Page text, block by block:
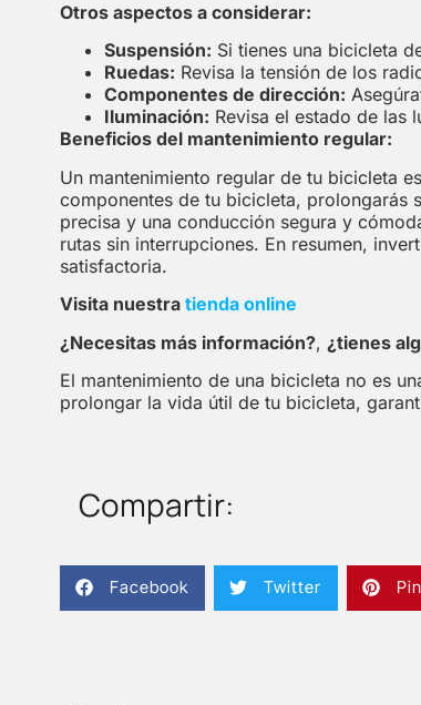
Otros aspectos a considerar:
Suspensión: Si tienes una bicicleta
Ruedas: Revisa la tensión de los
Componentes de dirección:
Iluminación: Revisa el estado de las
Beneficios del mantenimiento regular:
Un mantenimiento regular de tu bicicleta
componentes de tu bicicleta, prolongarás
precisa y una conducción segura y
rutas sin interrupciones. En resumen,
satisfactoria.
Visita nuestra tienda online
¿Necesitas más información?, ¿tienes
El mantenimiento de una bicicleta no es
prolongar la vida útil de tu bicicleta,
Compartir:
Facebook Twitter